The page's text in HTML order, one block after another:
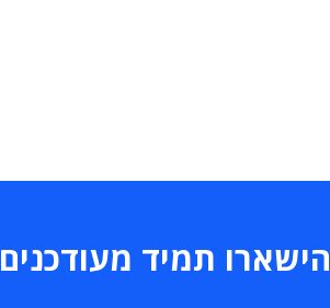
הישארו תמיד מעודכנים